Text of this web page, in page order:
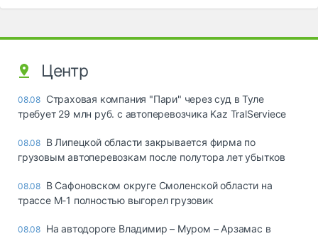
Центр
08.08 Страховая компания "Пари" через суд в Туле
требует 29 млн руб. с автоперевозчика Kaz TralServiece
08.08 В Липецкой области закрывается фирма по
грузовым автоперевозкам после полутора лет убытков
08.08 В Сафоновском округе Смоленской области на
трассе М-1 полностью выгорел грузовик
08.08 На автодороге Владимир – Муром – Арзамас в